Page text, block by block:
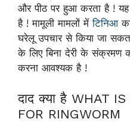
और पीठ पर हुआ करता है !
है ! मामूली मामलों मेंटिनिआ
घरेलू उपचार से किया जा
के लिए बिना देरी के संक्रमण
करना आवश्यक है !
दाद क्या है WHAT
FOR RINGWORM